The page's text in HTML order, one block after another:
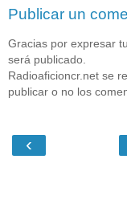
Publicar un
Gracias por expresar
será publicado.
Radioaficioncr.net se
publicar o no los
‹